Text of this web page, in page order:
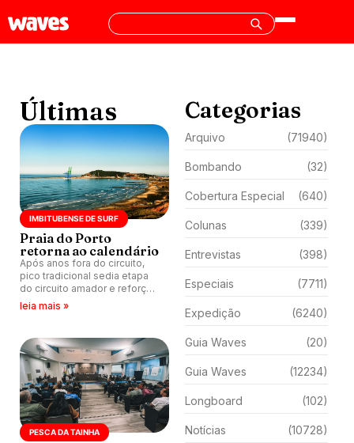
Últimas
IMBITUBENSE DE SURF
Praia do Porto
retorna ao calendário
Após anos fora do circuito,
pico tradicional sedia etapa
do circuito amador e reforça a
base do surfe local em
leia mais »
PESCA DA TAINHA
Categorias
Arquivo (71940)
Bombando (32)
Cobertura Especial (640)
Colunas (339)
Entrevistas (398)
Especiais (7711)
Expedição (6240)
Guia Waves (20)
Guia Waves (12234)
Longboard (102)
Notícias (10728)